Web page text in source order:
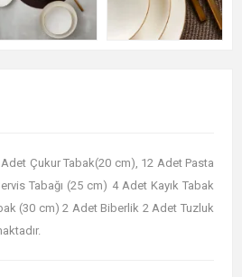
Çukur Tabak(20 cm), 12 Adet Pasta
Tabağı (25 cm) 4 Adet Kayık Tabak
(30 cm) 2 Adet Biberlik 2 Adet Tuzluk